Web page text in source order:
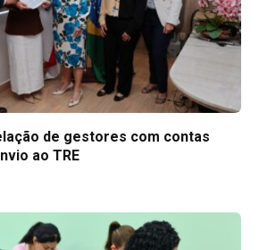
de gestores com contas
ao TRE